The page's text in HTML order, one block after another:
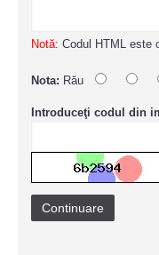
Notă: Codul HTML este
Nota: Rău
Introduceţi codul din
Continuare